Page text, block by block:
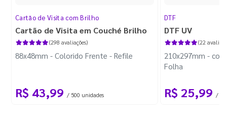
Cartão de Visita com Brilho
Cartão de Visita em Couché Brilho
(298 avaliações)
88x48mm - Colorido Frente - Refile
R$ 43,99 / 500 unidades
DTF
DTF UV
(22
210x297mm -
Folha
R$ 25,99 / 1